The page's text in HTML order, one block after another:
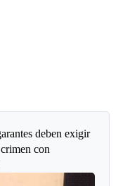
deben exigir
con